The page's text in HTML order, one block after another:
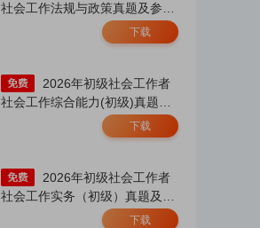
社会工作法规与政策真题及参考
下载
社会工作综合能力(初级)真题及
下载
社会工作实务（初级）真题及答
下载